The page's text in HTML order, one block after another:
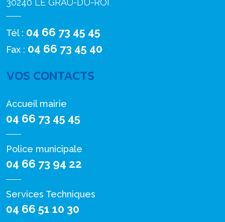
30240 LE GRAU-DU-ROI
Tél : 04 66 73 45 45
Fax : 04 66 73 45 40
VOS CONTACTS
Accueil mairie
04 66 73 45 45
Police municipale
04 66 73 94 22
Services Techniques
04 66 51 10 30